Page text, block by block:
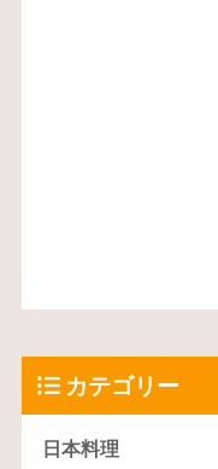
カテゴリー
日本料理